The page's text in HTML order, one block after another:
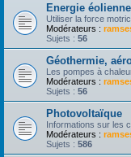
Energie éolienne
Utiliser la force
Modérateurs :
Sujets : 56
Géothermie,
Les pompes à
Modérateurs :
Sujets : 56
Photovoltaïque
Informations sur les
Modérateurs :
Sujets : 586